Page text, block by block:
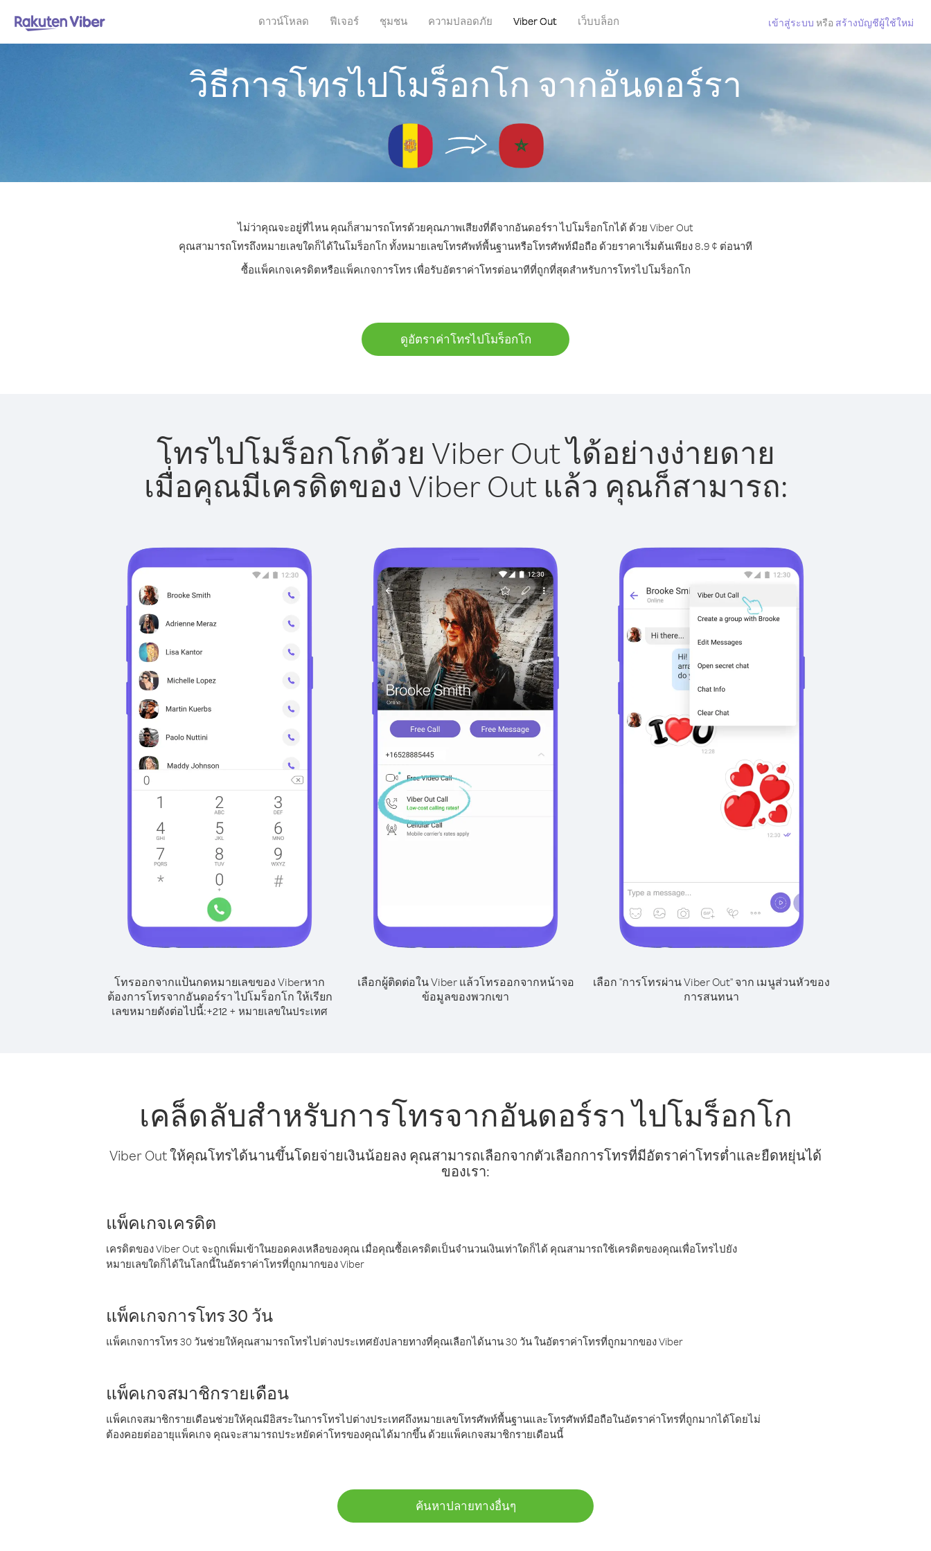
ดาวน์โหลด ฟีเจอร์ ชุมชน ความปลอดภัย Viber Out เว็บบล็อก เข้าสู่ระบบ หรือ สร้างบัญชีผู้ใช้ใหม่
วิธีการโทรไปโมร็อกโก จากอันดอร์รา
ไม่ว่าคุณจะอยู่ที่ไหน คุณก็สามารถโทรด้วยคุณภาพเสียงที่ดีจากอันดอร์รา ไปโมร็อกโกได้ ด้วย Viber Out
คุณสามารถโทรถึงหมายเลขใดก็ได้ในโมร็อกโก ทั้งหมายเลขโทรศัพท์พื้นฐานหรือโทรศัพท์มือถือ ด้วยราคาเริ่มต้นเพียง 8.9 ¢ ต่อนาที
ซื้อแพ็คเกจเครดิตหรือแพ็คเกจการโทร เพื่อรับอัตราค่าโทรต่อนาทีที่ถูกที่สุดสำหรับการโทรไปโมร็อกโก
ดูอัตราค่าโทรไปโมร็อกโก
โทรไปโมร็อกโกด้วย Viber Out ได้อย่างง่ายดาย
เมื่อคุณมีเครดิตของ Viber Out แล้ว คุณก็สามารถ:
โทรออกจากแป้นกดหมายเลขของ Viberหาก
ต้องการโทรจากอันดอร์รา ไปโมร็อกโก ให้เรียก
เลขหมายดังต่อไปนี้:+212 + หมายเลขในประเทศ
เลือกผู้ติดต่อใน Viber แล้วโทรออกจากหน้าจอ
ข้อมูลของพวกเขา
เลือก "การโทรผ่าน Viber Out" จาก เมนูส่วนหัวของ
การสนทนา
เคล็ดลับสำหรับการโทรจากอันดอร์รา ไปโมร็อกโก
Viber Out ให้คุณโทรได้นานขึ้นโดยจ่ายเงินน้อยลง คุณสามารถเลือกจากตัวเลือกการโทรที่มีอัตราค่าโทรต่ำและยืดหยุ่นได้
ของเรา:
แพ็คเกจเครดิต
เครดิตของ Viber Out จะถูกเพิ่มเข้าในยอดคงเหลือของคุณ เมื่อคุณซื้อเครดิตเป็นจำนวนเงินเท่าใดก็ได้ คุณสามารถใช้เครดิตของคุณเพื่อโทรไปยัง
หมายเลขใดก็ได้ในโลกนี้ในอัตราค่าโทรที่ถูกมากของ Viber
แพ็คเกจการโทร 30 วัน
แพ็คเกจการโทร 30 วันช่วยให้คุณสามารถโทรไปต่างประเทศยังปลายทางที่คุณเลือกได้นาน 30 วัน ในอัตราค่าโทรที่ถูกมากของ Viber
แพ็คเกจสมาชิกรายเดือน
แพ็คเกจสมาชิกรายเดือนช่วยให้คุณมีอิสระในการโทรไปต่างประเทศถึงหมายเลขโทรศัพท์พื้นฐานและโทรศัพท์มือถือในอัตราค่าโทรที่ถูกมากได้โดยไม่
ต้องคอยต่ออายุแพ็คเกจ คุณจะสามารถประหยัดค่าโทรของคุณได้มากขึ้น ด้วยแพ็คเกจสมาชิกรายเดือนนี้
ค้นหาปลายทางอื่นๆ